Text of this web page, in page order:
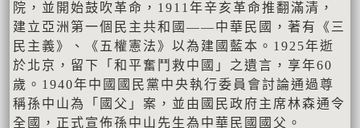
院，並開始鼓吹革命，1911年辛亥革命推翻滿清，
建立亞洲第一個民主共和國——中華民國，著有《三
民主義》、《五權憲法》以為建國藍本。1925年逝
於北京，留下「和平奮鬥救中國」之遺言，享年60
歲。1940年中國國民黨中央執行委員會討論通過尊
稱孫中山為「國父」案，並由國民政府主席林森通令
全國，正式宣佈孫中山先生為中華民國國父。